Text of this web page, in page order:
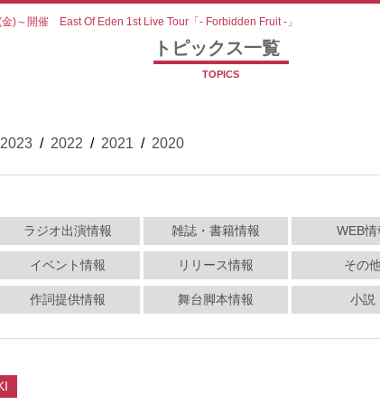
)～開催 East Of Eden 1st Live Tour「- Forbidden Fruit -」
トピックス一覧
TOPICS
2023 / 2022 / 2021 / 2020
ラジオ出演情報 雑誌・書籍情報 WEB情
イベント情報 リリース情報 その
作詞提供情報 舞台脚本情報 小説